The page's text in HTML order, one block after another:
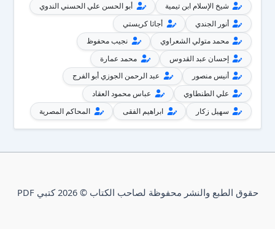
شيخ الإسلام ابن تيمية
أبو الحسن علي الحسني الندوي
أنور الجندي
أجاثا كريستي
محمد متولي الشعراوي
نجيب محفوظ
إحسان عبد القدوس
محمد عمارة
أنيس منصور
عبد الرحمن الجوزي أبو الفرج
علي الطنطاوي
عباس محمود العقاد
سهيل زكار
ابراهيم الفقى المحاكم المصرية
حقوق الطبع والنشر محفوظة لصاحب الكتاب © 2026 كتبي PDF